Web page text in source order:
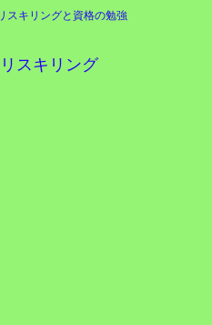
スキリングと資格の勉強
スキリング